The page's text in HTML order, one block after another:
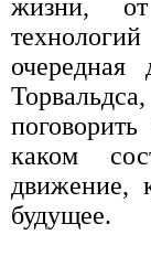
жизни,
очередная
каком
движение,
будущее.